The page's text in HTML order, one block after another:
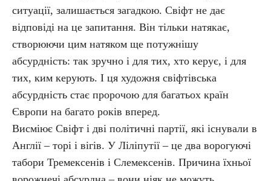
ситуації, залишається загадкою. Свіфт не дає
відповіді на це запитання. Він тільки натякає,
створюючи цим натяком ще потужнішу
абсурдність: так зручно і для тих, хто керує, і для
тих, ким керують. І ця художня свіфтівська
абсурдність стає пророчою для багатьох країн
Європи на багато років вперед.
Висміює Свіфт і дві політичні партії, які існували в
Англії – торі і вігів. У Ліліпутії – це два ворогуючі
табори Тремексенів і Слемексенів. Причина їхньої